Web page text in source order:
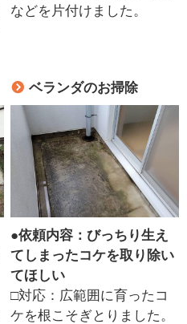
などを片付けました。
ベランダのお掃除
●依頼内容：びっちり生え
てしまったコケを取り除い
てほしい
□対応：広範囲に育ったコ
ケを根こそぎとりました。